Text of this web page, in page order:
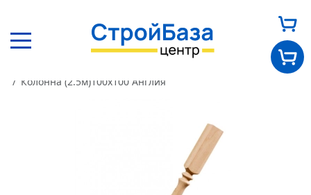
Колонна (2.5м)100х100 Англия